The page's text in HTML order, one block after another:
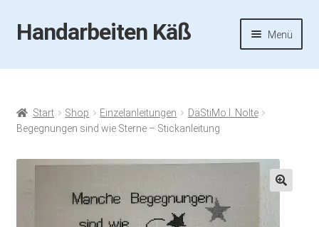
Zur
Navigation
Zum
Inhalt
Handarbeiten Käß Menü
Startseite
Aktuelles
Handarbeiten-Käß-Shop
Start Shop Einzelanleitungen
DäStiMo I. Nolte
Begegnungen sind wie Sterne – Stickanleitung